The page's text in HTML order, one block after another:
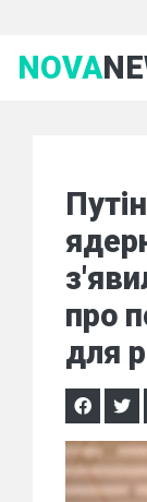
NOVA
про
для